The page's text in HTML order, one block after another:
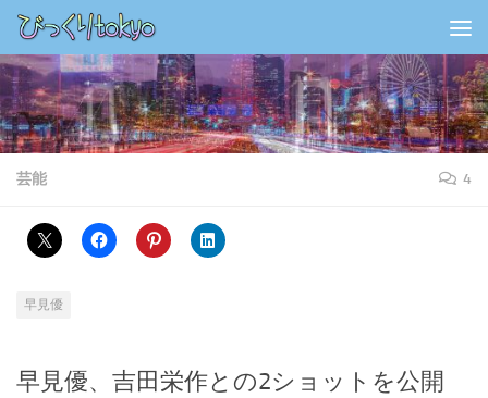
コンテンツの下
芸能 4
早見優
早見優、吉田栄作との2ショットを公開